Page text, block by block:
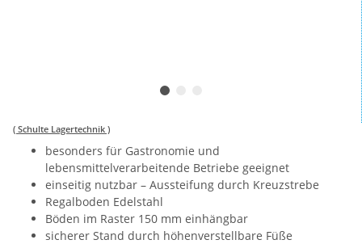
( Schulte Lagertechnik )
besonders für Gastronomie und
lebensmittelverarbeitende Betriebe geeignet
einseitig nutzbar – Aussteifung durch Kreuzstrebe
Regalboden Edelstahl
Böden im Raster 150 mm einhängbar
sicherer Stand durch höhenverstellbare Füße